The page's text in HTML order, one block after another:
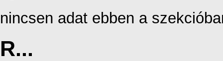
nincsen adat ebben a
R...